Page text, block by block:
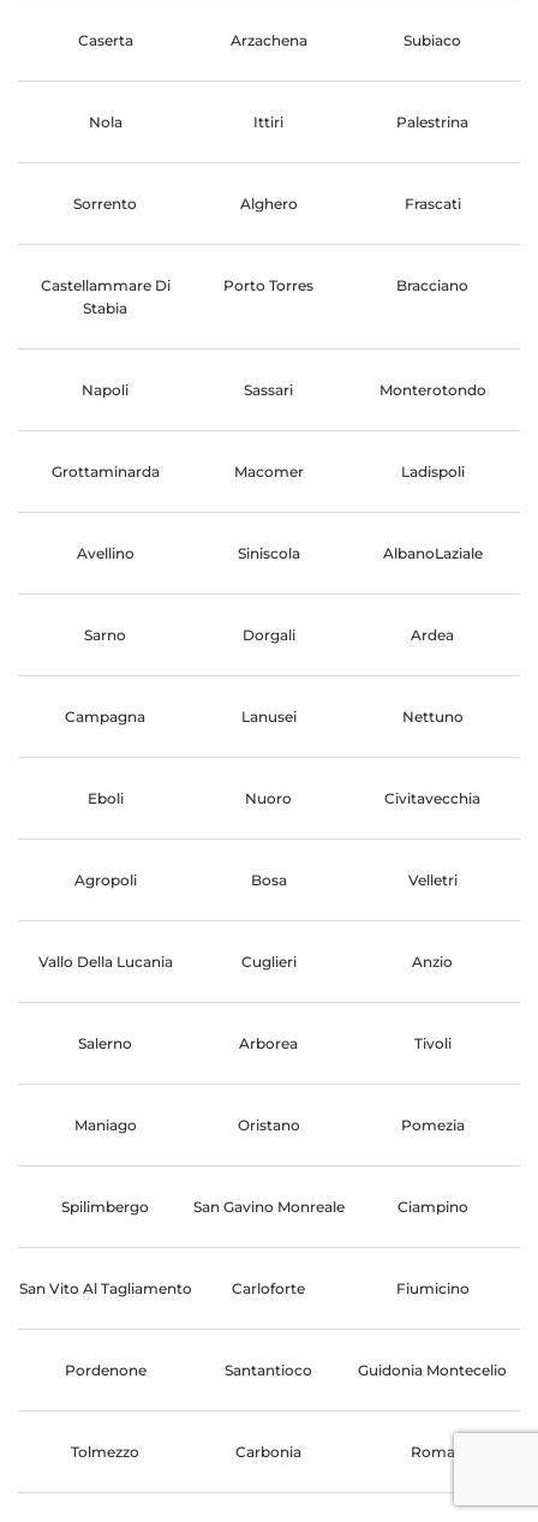
Caserta Arzachena Subiaco
Nola Ittiri Palestrina
Sorrento Alghero Frascati
Castellammare Di
Stabia
Porto Torres Bracciano
Napoli Sassari Monterotondo
Grottaminarda Macomer Ladispoli
Avellino Siniscola AlbanoLaziale
Sarno Dorgali Ardea
Campagna Lanusei Nettuno
Eboli Nuoro Civitavecchia
Agropoli Bosa Velletri
Vallo Della Lucania Cuglieri Anzio
Salerno Arborea Tivoli
Maniago Oristano Pomezia
Spilimbergo San Gavino Monreale Ciampino
San Vito Al Tagliamento Carloforte Fiumicino
Pordenone Santantioco Guidonia Montecelio
Tolmezzo Carbonia Roma